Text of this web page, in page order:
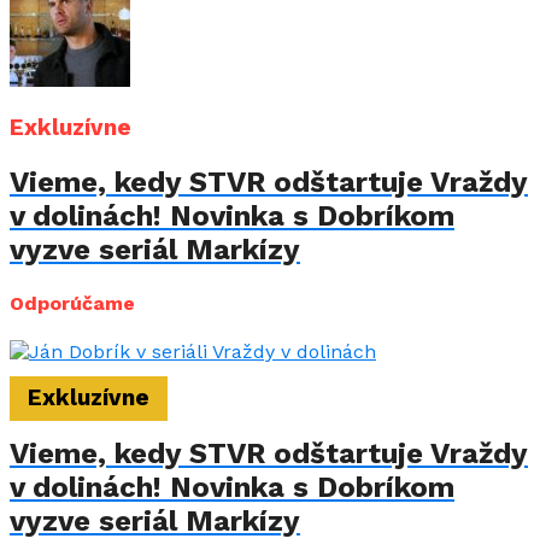
Exkluzívne
Vieme, kedy STVR odštartuje Vraždy
v dolinách! Novinka s Dobríkom
vyzve seriál Markízy
Odporúčame
Exkluzívne
Vieme, kedy STVR odštartuje Vraždy
v dolinách! Novinka s Dobríkom
vyzve seriál Markízy